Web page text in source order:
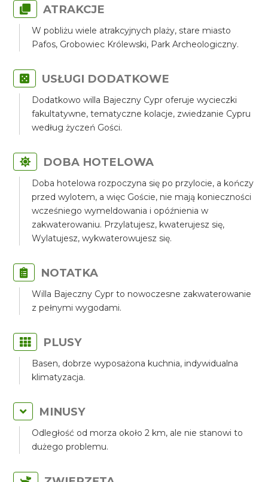
ATRAKCJE
W pobliżu wiele atrakcyjnych plaży, stare miasto
Pafos, Grobowiec Królewski, Park Archeologiczny.
USŁUGI DODATKOWE
Dodatkowo willa Bajeczny Cypr oferuje wycieczki
fakultatywne, tematyczne kolacje, zwiedzanie Cypru
według życzeń Gości.
DOBA HOTELOWA
Doba hotelowa rozpoczyna się po przylocie, a kończy
przed wylotem, a więc Goście, nie mają konieczności
wcześniego wymeldowania i opóźnienia w
zakwaterowaniu. Przylatujesz, kwaterujesz się,
Wylatujesz, wykwaterowujesz się.
NOTATKA
Willa Bajeczny Cypr to nowoczesne zakwaterowanie
z pełnymi wygodami.
PLUSY
Basen, dobrze wyposażona kuchnia, indywidualna
klimatyzacja.
MINUSY
Odległość od morza około 2 km, ale nie stanowi to
dużego problemu.